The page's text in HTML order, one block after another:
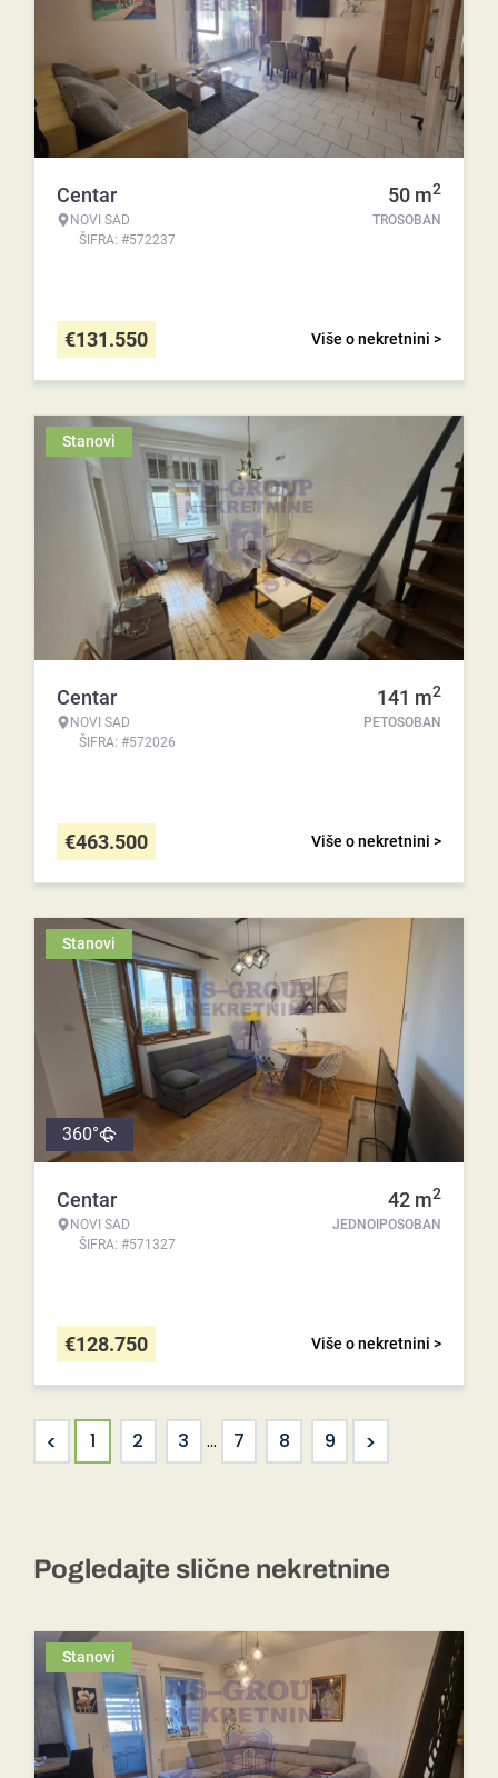
Centar
NOVI SAD
ŠIFRA: #572237
50 m2
TROSOBAN
Više o nekretnini >
€131.550
Stanovi
Centar
NOVI SAD
ŠIFRA: #572026
141 m2
PETOSOBAN
Više o nekretnini >
€463.500
Stanovi
360°
Centar
NOVI SAD
ŠIFRA: #571327
42 m2
JEDNOIPOSOBAN
Više o nekretnini >
€128.750
< 1 2 3 ... 7 8 9 >
Pogledajte slične nekretnine
Stanovi